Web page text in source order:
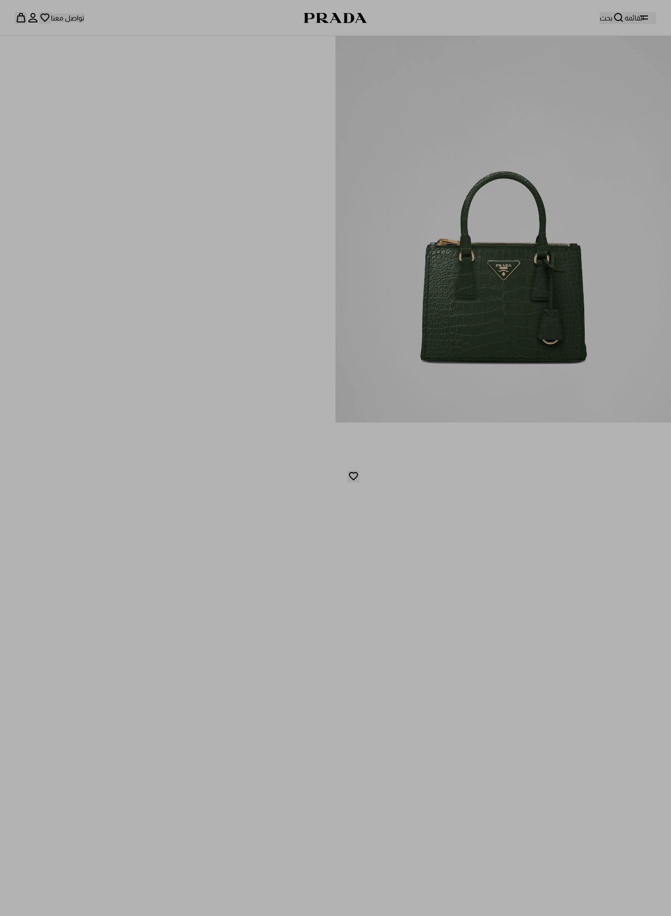
القائمة بحث تواصل معنا سجِّل الدخول أو أنشئ حسابك الشخصي
واحفظوا قطعكم المفضّلة، واستلموها من هنا.
سجِّل الدخول أو أنشئ حسابك الشخصي